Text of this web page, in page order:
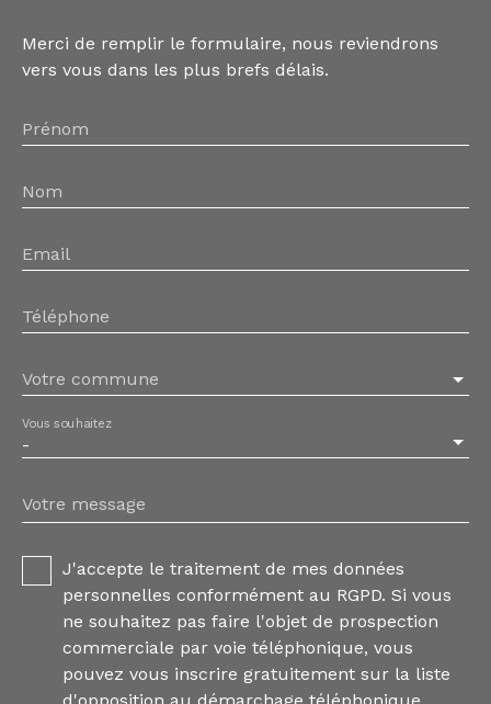
Merci de remplir le formulaire, nous reviendrons
vers vous dans les plus brefs délais.
Prénom
Nom
Email
Téléphone
Votre commune
-
Vous souhaitez
Votre message
J'accepte le traitement de mes données
personnelles conformément au RGPD. Si vous
ne souhaitez pas faire l'objet de prospection
commerciale par voie téléphonique, vous
pouvez vous inscrire gratuitement sur la liste